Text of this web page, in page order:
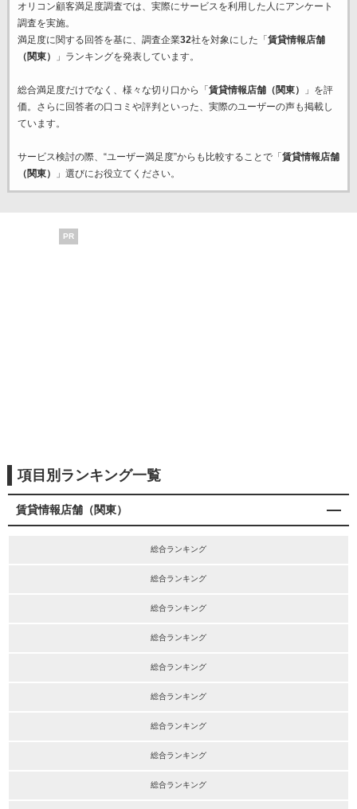
オリコン顧客満足度調査では、実際にサービスを利用した 人にアンケート
調査を実施。
満足度に関する回答を基に、調査企業32社を対象にした「 賃貸情報店舗
（関東）
」ランキングを発表しています。
総合満足度だけでなく、様々な切り口から「 賃貸情報店舗（関東）
」を評
価。さらに回答者の口コミや評判といった、実際のユーザーの声も掲載し
ています。
サービス検討の際、“ユーザー満足度”からも比較することで「 賃貸情報店舗
（関東）
」選びにお役立てください。
PR
項目別ランキング一覧
賃貸情報店舗（関東）
総合ランキング
総合ランキング
総合ランキング
総合ランキング
総合ランキング
総合ランキング
総合ランキング
総合ランキング
総合ランキング